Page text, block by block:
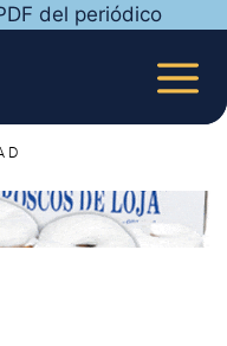
del periódico